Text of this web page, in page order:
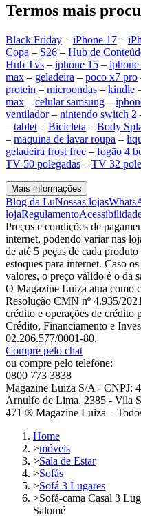
Termos mais
Black Friday – iPhone 17 –
Copa – S26 – Hub de
Hub Tvs – iphone 15 – iphone
max – geladeira – poco x7 pro
protein – microondas – kindle
max – celular samsung –
ventilador– nintendo switch 2
– tablet – Bicicleta – Body
– maquina de lavar roupa –
geladeira frost free – fogão 4
TV 50 polegadas – TV 32
Mais informações
Blog da LuNossas lojas
lojaRegulamento
Preços e condições de
internet, podendo variar nas
de até 5 peças de cada
estoques para internet. Caso
valores, o preço válido é o da
O Magazine Luiza atua como
Resolução CMN nº 4.935/
crédito e operações de crédito
Crédito, Financiamento e
02.206.577/0001-80.
Compre pelo chat
ou compre pelo telefone:
0800 773 3838
Magazine Luiza S/A - CNPJ:
Arnulfo de Lima, 2385 - Vila
471 ® Magazine Luiza –
Home
>móveis
>Sala de Estar
>Sofás
>Sofá 3 Lugares
>Sofá-cama Casal 3
Salomé